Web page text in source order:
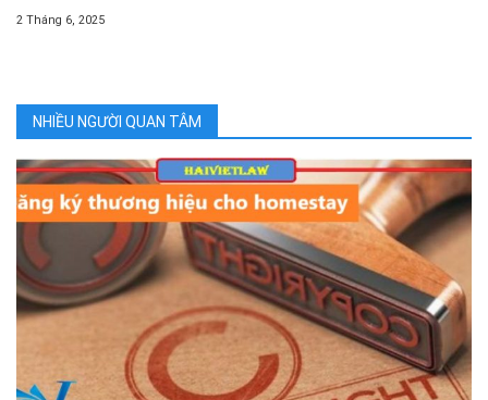
2 Tháng 6, 2025
NHIỀU NGƯỜI QUAN TÂM